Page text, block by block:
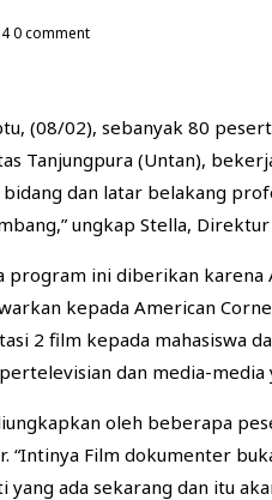
0 comment
(08/02), sebanyak 80
Tanjungpura (Untan),
dan latar belakang
ungkap Stella,
program ini diberikan
kepada American
2 film kepada mahasiswa
dan media-media
oleh beberapa
“Intinya Film dokumenter
ada sekarang dan itu